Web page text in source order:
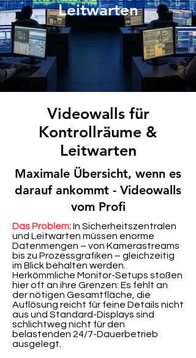
Leitwarten
Videowalls für
Kontrollräume &
Leitwarten
Maximale Übersicht, wenn es
darauf ankommt - Videowalls
vom Profi
Das Problem:In Sicherheitszentralen
und Leitwarten müssen enorme
Datenmengen – von Kamerastreams
bis zu Prozessgrafiken – gleichzeitig
im Blick behalten werden.
Herkömmliche Monitor-Setups stoßen
hier oft an ihre Grenzen: Es fehlt an
der nötigen Gesamtfläche, die
Auflösung reicht für feine Details nicht
aus und Standard-Displays sind
schlichtweg nicht für den
belastenden 24/7-Dauerbetrieb
ausgelegt.